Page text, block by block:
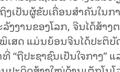
ງເປັນ​ຜູ້​ຂັບ​ເຄື່ອນ​ສຳ​ຄັນ​ໃນ​ກ
ງ​ງານ​ຂອງ​ໂລກ, ຈີນ​ໄດ້​ສ້າງ​
ເສດ​ ແມ່ນ​ຍ້ອນ​ຈີນ​ໄດ້​ປະ​ຕິ​ບັ
“ຖື​ປະ​ຊາ​ຊົນ​ເປັນ​ໃຈ​ກາງ”